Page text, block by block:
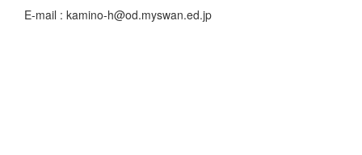
E-mail : kamino-h@od.myswan.ed.jp